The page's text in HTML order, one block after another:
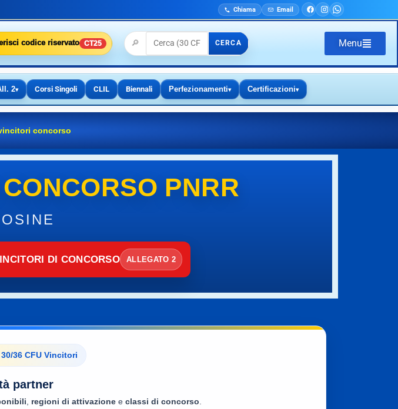
Chiama Email
codice riservato CT25 🔎 CERCA Menu
2▾ Corsi Singoli CLIL Biennali Perfezionamenti▾ Certificazioni▾
concorso
PNRR
DI CONCORSO ALLEGATO 2
30/36 CFU Vincitori
partner
, regioni di attivazione e classi di concorso.